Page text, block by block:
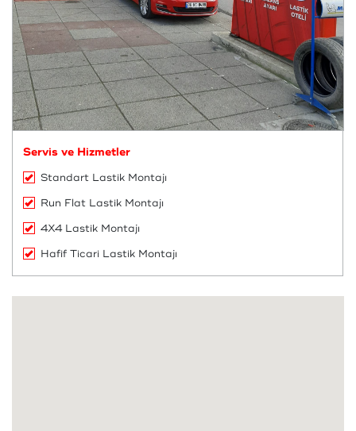
Servis ve Hizmetler
Standart Lastik Montajı
Run Flat Lastik Montajı
4X4 Lastik Montajı
Hafif Ticari Lastik Montajı